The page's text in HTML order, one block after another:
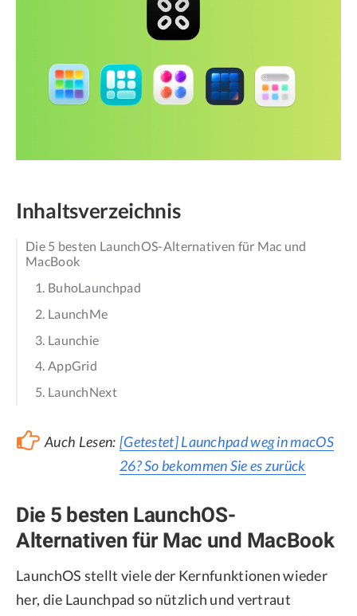
Inhaltsverzeichnis
Die 5 besten LaunchOS-Alternativen für Mac und
MacBook
1. BuhoLaunchpad
2. LaunchMe
3. Launchie
4. AppGrid
5. LaunchNext
Auch Lesen: [Getestet] Launchpad weg in macOS
26? So bekommen Sie es zurück
Die 5 besten LaunchOS-
Alternativen für Mac und MacBook
LaunchOS stellt viele der Kernfunktionen wieder
her, die Launchpad so nützlich und vertraut